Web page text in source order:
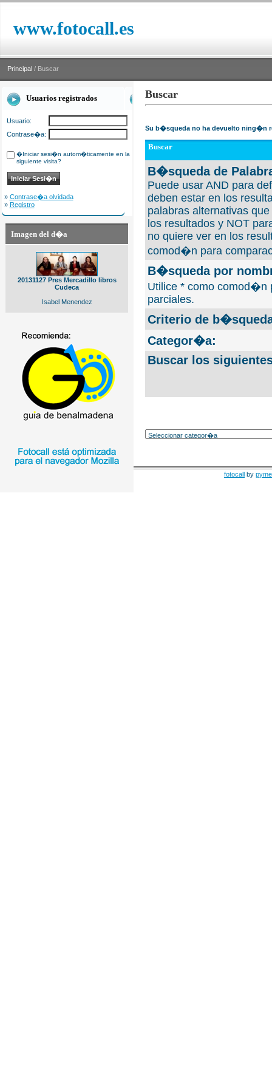
www.fotocall.es
Principal / Buscar
Usuarios registrados
Usuario:
Contrase�a:
�Iniciar sesi�n autom�ticamente en la
siguiente visita?
» Contrase�a olvidada
» Registro
Imagen del d�a
20131127 Pres Mercadillo libros
Cudeca
Isabel Menendez
Buscar
Su b�squeda no ha devuelto ning�n
Buscar
B�squeda de
Puede usar AND para
deben estar en los
palabras alternativas
los resultados y NOT
no quiere ver en los
comod�n para
B�squeda por
Utilice * como comod�n
parciales.
Criterio de
Categor�a:
Buscar los
fotocall by